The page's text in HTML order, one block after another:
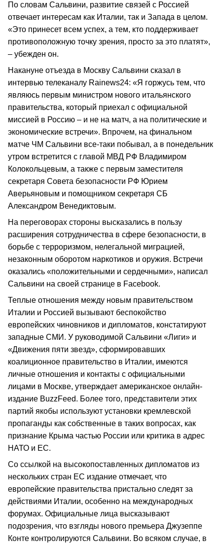
По словам Сальвини, развитие связей с Россией
отвечает интересам как Италии, так и Запада в целом.
«Это принесет всем успех, а тем, кто поддерживает
противоположную точку зрения, просто за это платят»,
– убежден он.
Накануне отъезда в Москву Сальвини сказал в
интервью телеканалу Rainews24: «Я горжусь тем, что
являюсь первым министром нового итальянского
правительства, который приехал с официальной
миссией в Россию – и не на матч, а на политические и
экономические встречи». Впрочем, на финальном
матче ЧМ Сальвини все-таки побывал, а в понедельник
утром встретится с главой МВД РФ Владимиром
Колокольцевым, а также с первым заместителя
секретаря Совета безопасности РФ Юрием
Аверьяновым и помощником секретаря СБ
Александром Венедиктовым.
На переговорах стороны высказались в пользу
расширения сотрудничества в сфере безопасности, в
борьбе с терроризмом, нелегальной миграцией,
незаконным оборотом наркотиков и оружия. Встречи
оказались «положительными и сердечными», написал
Сальвини на своей странице в Facebook.
Теплые отношения между новым правительством
Италии и Россией вызывают беспокойство
европейских чиновников и дипломатов, констатируют
западные СМИ. У руководимой Сальвини «Лиги» и
«Движения пяти звезд», сформировавших
коалиционное правительство в Италии, имеются
личные отношения и контакты с официальными
лицами в Москве, утверждает американское онлайн-
издание BuzzFeed. Более того, представители этих
партий якобы используют установки кремлевской
пропаганды как собственные в таких вопросах, как
признание Крыма частью России или критика в адрес
НАТО и ЕС.
Со ссылкой на высокопоставленных дипломатов из
нескольких стран ЕС издание отмечает, что
европейские правительства пристально следят за
действиями Италии, особенно на международных
форумах. Официальные лица высказывают
подозрения, что взгляды нового премьера Джузеппе
Конте контролируются Сальвини. Во всяком случае, в